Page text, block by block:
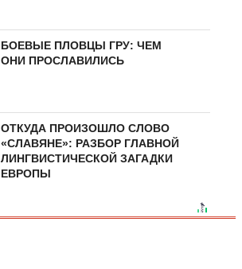
БОЕВЫЕ ПЛОВЦЫ ГРУ: ЧЕМ
ОНИ ПРОСЛАВИЛИСЬ
ОТКУДА ПРОИЗОШЛО СЛОВО
«СЛАВЯНЕ»: РАЗБОР ГЛАВНОЙ
ЛИНГВИСТИЧЕСКОЙ ЗАГАДКИ
ЕВРОПЫ